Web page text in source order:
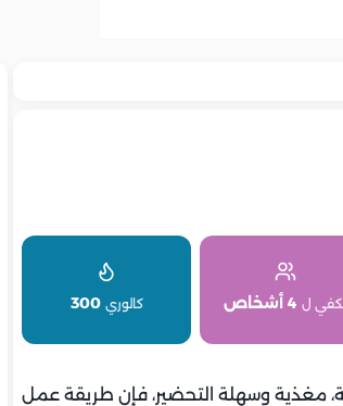
ل 4 أشخاص كالوري 300
مغذية وسهلة التحضير، فإن طريقة عمل